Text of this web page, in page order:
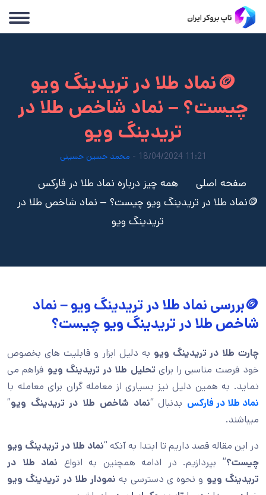
🪙نماد طلا در تریدینگ ویو
چیست؟ – نماد شاخص طلا در
تریدینگ ویو
11:21 18/04/2024 - محمد حسین حسینی
صفحه اصلی
همه چیز درباره نماد طلا در فارکس
🪙نماد طلا در تریدینگ ویو چیست؟ – نماد شاخص طلا در
تریدینگ ویو
🪙بررسی نماد طلا در تریدینگ ویو – نماد
شاخص طلا در تریدینگ ویو چیست؟
چارت طلا در تریدینگ ویو به دلیل ابزار و قابلیت های بخصوص
خود فرصت مناسبی را برای تحلیل طلا در تریدینگ ویو فراهم می
نماید. به همین دلیل نیز بسیاری از معامله گران برای معامله با
نماد طلا در فارکس بدنبال “نماد شاخص طلا در تریدینگ ویو”
میباشند.
در این مقاله قصد داریم تا ابتدا به آنکه “نماد طلا در تریدینگ ویو
چیست؟” بپردازیم. در ادامه همچنین به انواع نماد طلا در
تریدینگ ویو و نحوه ی دسترسی بهنمودار طلا در تریدینگ ویو